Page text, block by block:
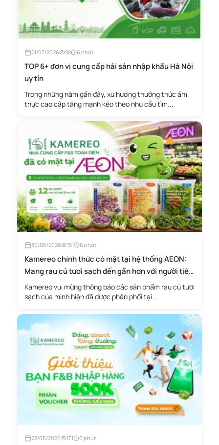
21/07/2026 88 6 phút
TOP 6+ đơn vị cung cấp hải sản nhập khẩu Hà Nội
uy tín
Trong những năm gần đây, xu hướng thưởng thức ẩm
thực cao cấp tăng mạnh kéo theo nhu cầu tìm...
30/06/2026 151 6 phút
Kamereo chính thức có mặt tại hệ thống AEON:
Mang rau củ tươi sạch đến gần hơn với người tiêu
dùng
Kamereo vui mừng thông báo các sản phẩm rau củ tươi
sạch của mình hiện đã được phân phối tại...
23/06/2026 171 6 phút